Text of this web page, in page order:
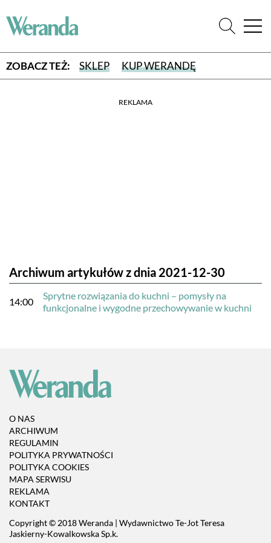
ZOBACZ TEŻ: SKLEP KUP WERANDĘ
REKLAMA
Archiwum artykułów z dnia 2021-12-30
14:00
Sprytne rozwiązania do kuchni – pomysły na
funkcjonalne i wygodne przechowywanie w kuchni
O NAS
ARCHIWUM
REGULAMIN
POLITYKA PRYWATNOŚCI
POLITYKA COOKIES
MAPA SERWISU
REKLAMA
KONTAKT
Copyright © 2018 Weranda | Wydawnictwo Te-Jot Teresa
Jaskierny-Kowalkowska Sp.k.